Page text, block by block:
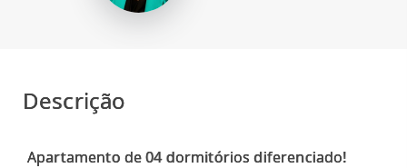
Descrição
Apartamento de 04 dormitórios diferenciado!